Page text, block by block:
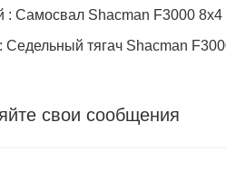
: Самосвал Shacman F3000 8x4
тягач Shacman
свои сообщения